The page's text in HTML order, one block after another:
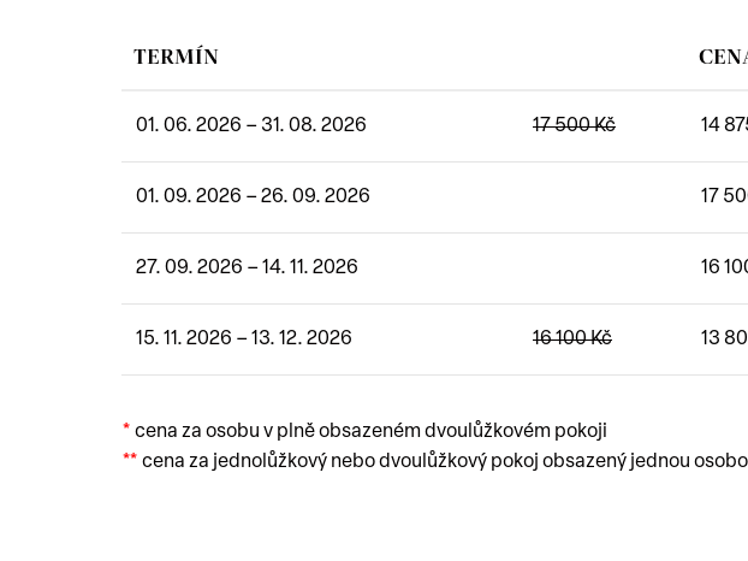
TERMÍN
01. 06. 2026 – 31. 08. 2026 17 500Kč 14
01. 09. 2026 – 26. 09. 2026 17
27. 09. 2026 – 14. 11. 2026 16
15. 11. 2026 – 13. 12. 2026 16 100Kč 13
* cena za osobu v plně obsazeném dvoulůžkovém pokoji
** cena za jednolůžkový nebo dvoulůžkový pokoj obsazený jednou